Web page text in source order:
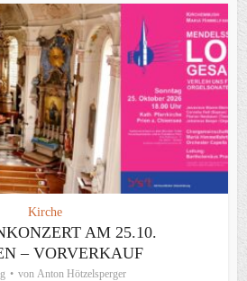
Kirche
AM 25.10.
– VORVERKAUF
von Anton Hötzelsperger